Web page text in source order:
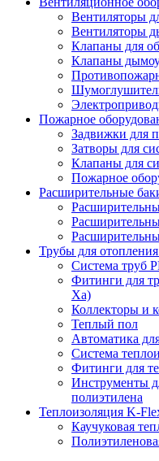
Вентиляторы
Вентиляторы
Клапаны для
Клапаны
Пожарное
Задвижки для
Затворы для
Клапаны для
Пожарное
Расширительные
Трубы для
Система труб
Фитинги для
Xa)
Коллекторы и
Теплый пол
Автоматика
Система
Фитинги для
Инструменты
полиэтилена
Теплоизоляция K-
Каучуковая